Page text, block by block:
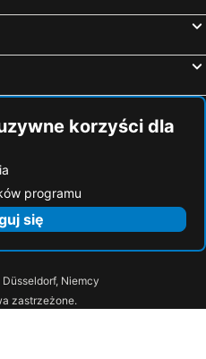
korzyści dla
programu
się
Niemcy
zastrzeżone.